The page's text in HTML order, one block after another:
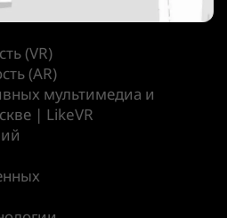
(VR)
(AR)
мультимедиа и
| LikeVR